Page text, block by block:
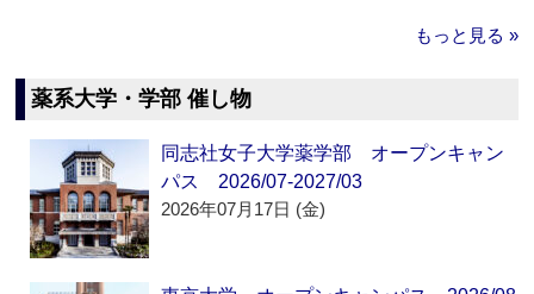
もっと見る »
薬系大学・学部 催し物
同志社女子大学薬学部 オープンキャン
パス 2026/07-2027/03
2026年07月17日 (金)